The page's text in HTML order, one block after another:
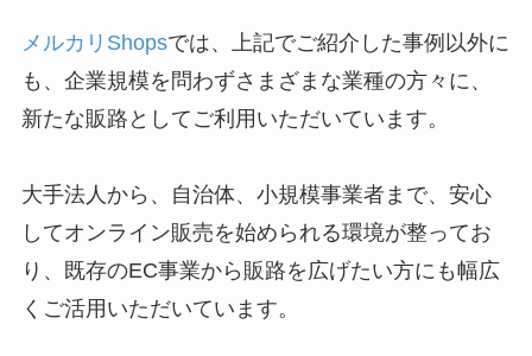
メルカリShopsでは、上記でご紹介した事例以外に
も、企業規模を問わずさまざまな業種の方々に、
新たな販路としてご利用いただいています。
大手法人から、自治体、小規模事業者まで、安心
してオンライン販売を始められる環境が整ってお
り、既存のEC事業から販路を広げたい方にも幅広
くご活用いただいています。